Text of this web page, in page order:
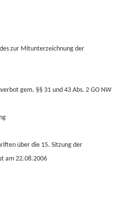
zur Mitunterzeichnung der
gem. §§ 31 und 43 Abs. 2 GO NW
über die 15. Sitzung der
am 22.08.2006